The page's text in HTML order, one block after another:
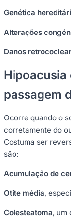
Genética
Alterações
Danos
Hipoacusia
passagem
Ocorre quando o
corretamente do
Costuma ser
são:
Acumulação de
Otite média,
Colesteatoma, um